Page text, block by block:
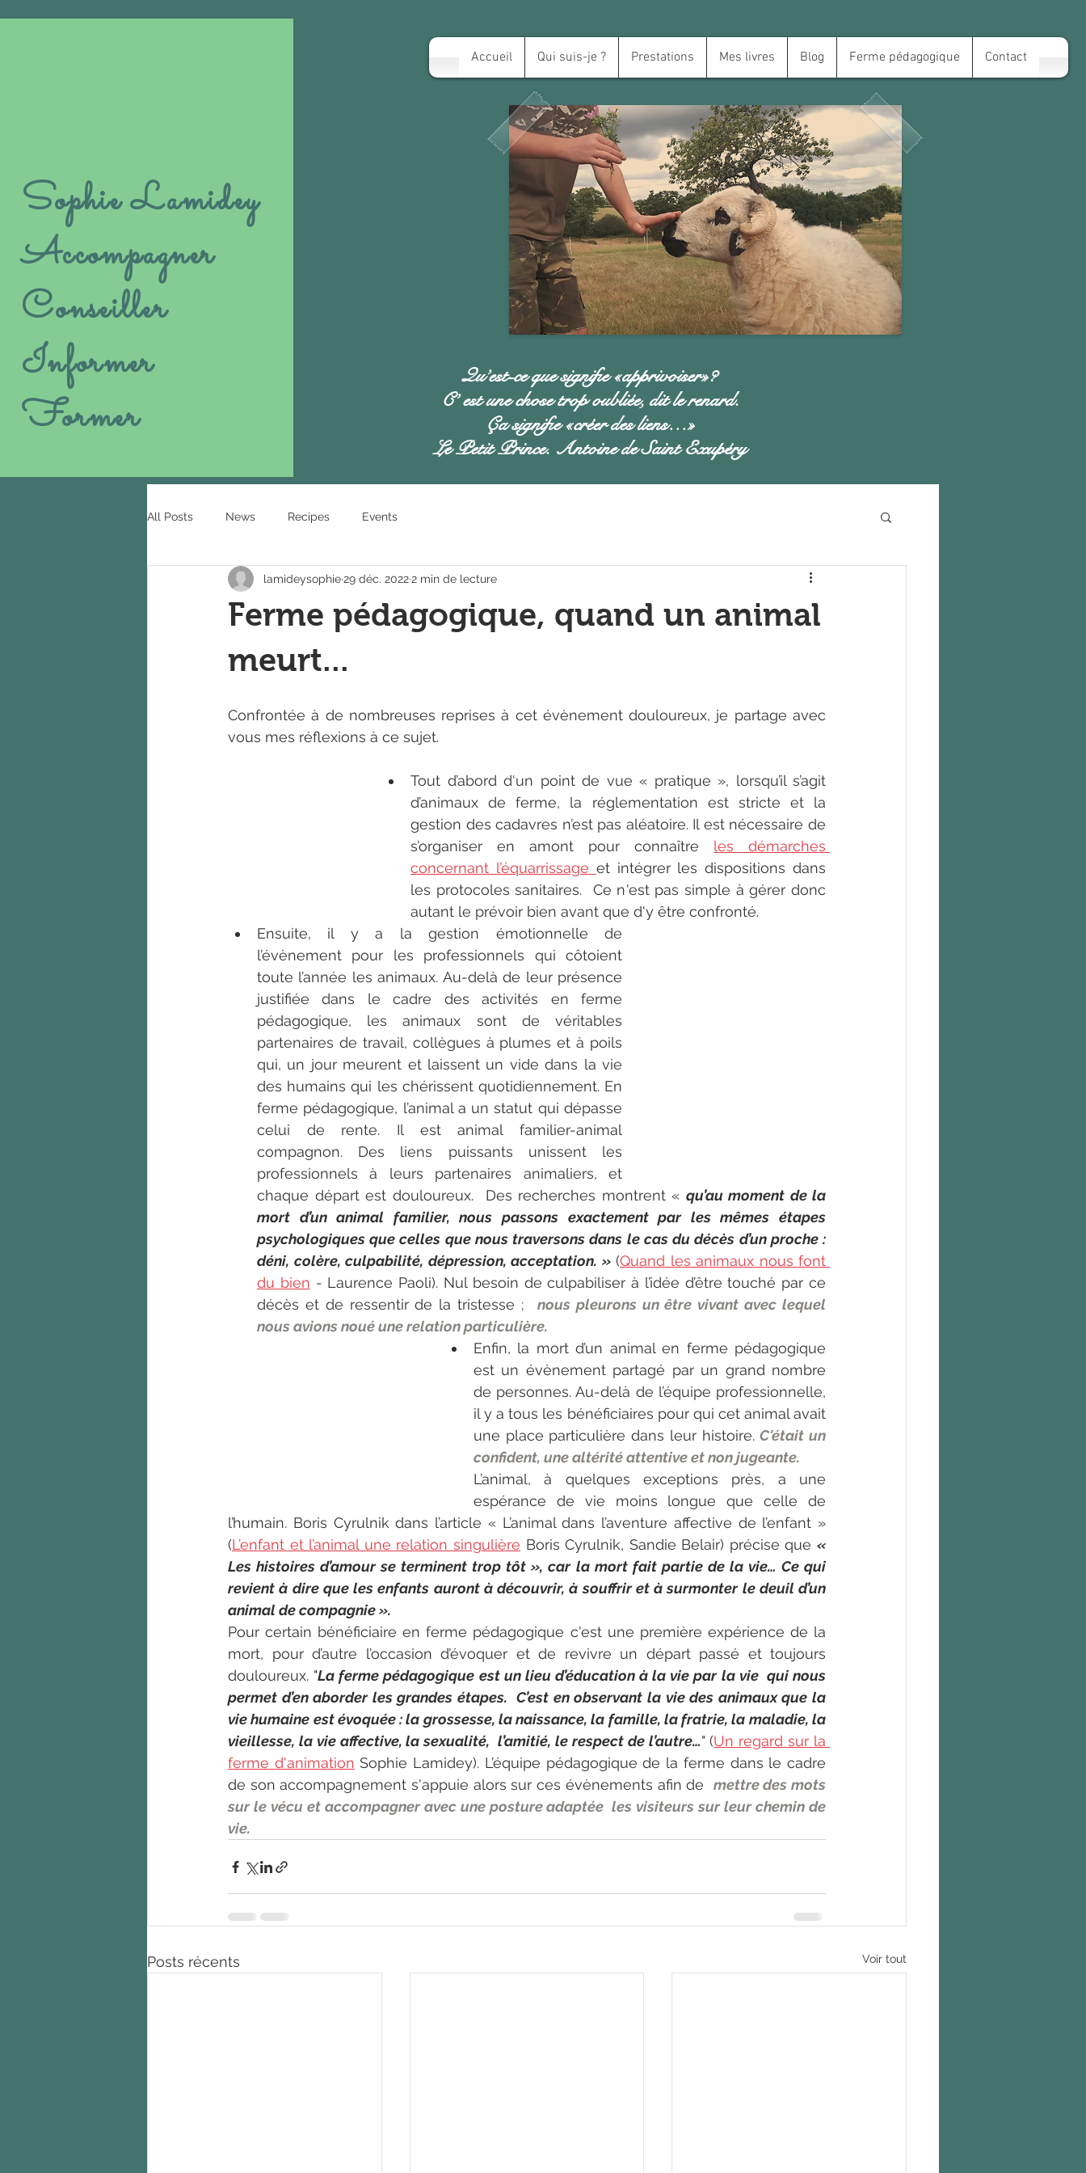
Sophie Lamidey
Accompagner
Conseiller
Informer
Former
Accueil Qui suis-je ? Prestations Mes livres Blog Ferme pédagogique Contact
Qu’est-ce que signifie «apprivoiser»?
C’ est une chose trop oubliée, dit le renard.
Ça signifie «créer des liens…»
Le Petit Prince. Antoine de Saint Exupéry
All Posts News Recipes Events
Ferme pédagogique, quand un animal
meurt...
lamideysophie29 déc. 20222 min de lecture
Confrontée à de nombreuses reprises à cet évènement douloureux, je partage avec
vous mes réflexions à ce sujet.
Tout d’abord d‘un point de vue « pratique », lorsqu’il s’agit
d’animaux de ferme, la réglementation est stricte et la
gestion des cadavres n’est pas aléatoire. Il est nécessaire de
s’organiser en amont pour connaître les démarches
concernant l’équarrissage et intégrer les dispositions dans
les protocoles sanitaires.  Ce n'est pas simple à gérer donc
autant le prévoir bien avant que d'y être confronté.
Ensuite, il y a la gestion émotionnelle de
l’évènement pour les professionnels qui côtoient
toute l’année les animaux. Au-delà de leur présence
justifiée dans le cadre des activités en ferme
pédagogique, les animaux sont de véritables
partenaires de travail, collègues à plumes et à poils
qui, un jour meurent et laissent un vide dans la vie
des humains qui les chérissent quotidiennement. En
ferme pédagogique, l’animal a un statut qui dépasse
celui de rente. Il est animal familier-animal
compagnon. Des liens puissants unissent les
professionnels à leurs partenaires animaliers, et
chaque départ est douloureux.  Des recherches montrent « qu’au moment de la
mort d’un animal familier, nous passons exactement par les mêmes étapes
psychologiques que celles que nous traversons dans le cas du décès d’un proche :
déni, colère, culpabilité, dépression, acceptation. » (Quand les animaux nous font
du bien - Laurence Paoli). Nul besoin de culpabiliser à l’idée d’être touché par ce
décès et de ressentir de la tristesse ; nous pleurons un être vivant avec lequel
nous avions noué une relation particulière.
Enfin, la mort d’un animal en ferme pédagogique
est un évènement partagé par un grand nombre
de personnes. Au-delà de l’équipe professionnelle,
il y a tous les bénéficiaires pour qui cet animal avait
une place particulière dans leur histoire. C'était un
confident, une altérité attentive et non jugeante.
L’animal, à quelques exceptions près, a une
espérance de vie moins longue que celle de
l’humain. Boris Cyrulnik dans l’article « L’animal dans l’aventure affective de l’enfant »
(L’enfant et l’animal une relation singulière Boris Cyrulnik, Sandie Belair) précise que «
Les histoires d’amour se terminent trop tôt », car la mort fait partie de la vie… Ce qui
revient à dire que les enfants auront à découvrir, à souffrir et à surmonter le deuil d’un
animal de compagnie ».
Pour certain bénéficiaire en ferme pédagogique c'est une première expérience de la
mort, pour d’autre l’occasion d’évoquer et de revivre un départ passé et toujours
douloureux. "La ferme pédagogique est un lieu d’éducation à la vie par la vie  qui nous
permet d’en aborder les grandes étapes.  C’est en observant la vie des animaux que la
vie humaine est évoquée : la grossesse, la naissance, la famille, la fratrie, la maladie, la
vieillesse, la vie affective, la sexualité,  l’amitié, le respect de l’autre…" (Un regard sur la
ferme d'animation Sophie Lamidey). L’équipe pédagogique de la ferme dans le cadre
de son accompagnement s'appuie alors sur ces évènements afin de mettre des mots
sur le vécu et accompagner avec une posture adaptée  les visiteurs sur leur chemin de
vie.
Posts récents Voir tout